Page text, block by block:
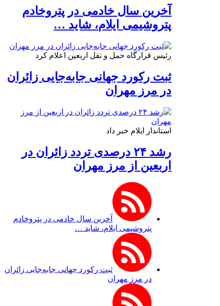
آخرین سال خادمی در پتروخادم
پتروشیمی ایلام، شاید …
رئیس قرارگاه حمل و نقل اربعین اعلام کرد
ثبت رکورد جهانی جابه‌جایی زائران
در مرز مهران
استاندار ایلام خبر داد
رشد ۲۴ درصدی تردد زائران در
اربعین از مرز مهران
آخرین سال خادمی در پتروخادم
پتروشیمی ایلام، شاید …
ثبت رکورد جهانی جابه‌جایی زائران
در مرز مهران